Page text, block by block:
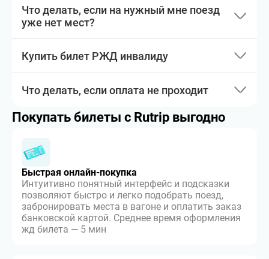
Что делать, если на нужный мне поезд
уже нет мест?
Купить билет РЖД инвалиду
Что делать, если оплата не проходит
Покупать билеты с Rutrip выгодно
Быстрая онлайн-покупка
Интуитивно понятный интерфейс и подсказки
позволяют быстро и легко подобрать поезд,
забронировать места в вагоне и оплатить заказ
банковской картой. Среднее время оформления
жд билета — 5 мин